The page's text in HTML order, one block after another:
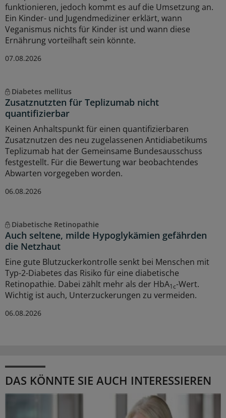
funktionieren, jedoch kommt es auf die Umsetzung an.
Ein Kinder- und Jugendmediziner erklärt, wann
Veganismus nichts für Kinder ist und wann diese
Ernährung vorteilhaft sein könnte.
07.08.2026
Diabetes mellitus
Zusatznutzten für Teplizumab nicht
quantifizierbar
Keinen Anhaltspunkt für einen quantifizierbaren
Zusatznutzen des neu zugelassenen Antidiabetikums
Teplizumab hat der Gemeinsame Bundesausschuss
festgestellt. Für die Bewertung war beobachtendes
Abwarten vorgegeben worden.
06.08.2026
Diabetische Retinopathie
Auch seltene, milde Hypoglykämien gefährden
die Netzhaut
Eine gute Blutzuckerkontrolle senkt bei Menschen mit
Typ-2-Diabetes das Risiko für eine diabetische
Retinopathie. Dabei zählt mehr als der HbA1c-Wert.
Wichtig ist auch, Unterzuckerungen zu vermeiden.
06.08.2026
DAS KÖNNTE SIE AUCH INTERESSIEREN